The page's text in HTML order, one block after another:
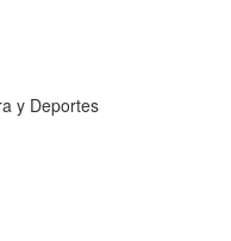
y Deportes